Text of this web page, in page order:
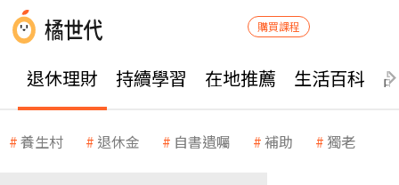
購買課程
退休理財 持續學習 在地推薦 生活百科
養生村 退休金 自書遺囑 補助 獨老